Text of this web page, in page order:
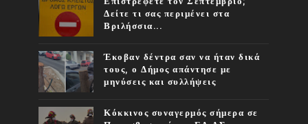
Δείτε τι σας περιμένει στα
Βριλήσσια...
Έκοβαν δέντρα σαν να ήταν δικά
τους, ο Δήμος απάντησε με
μηνύσεις και συλλήψεις
Κόκκινος συναγερμός σήμερα σε